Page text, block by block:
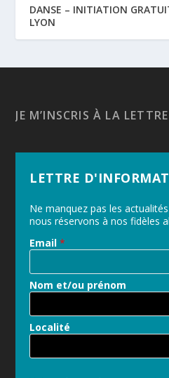
DANSE – INITIATION
LYON
JE M’INSCRIS À LA
LETTRE
Ne manquez pas les
nous réservons à nos fidèles
Email *
Nom et/ou prénom
Localité